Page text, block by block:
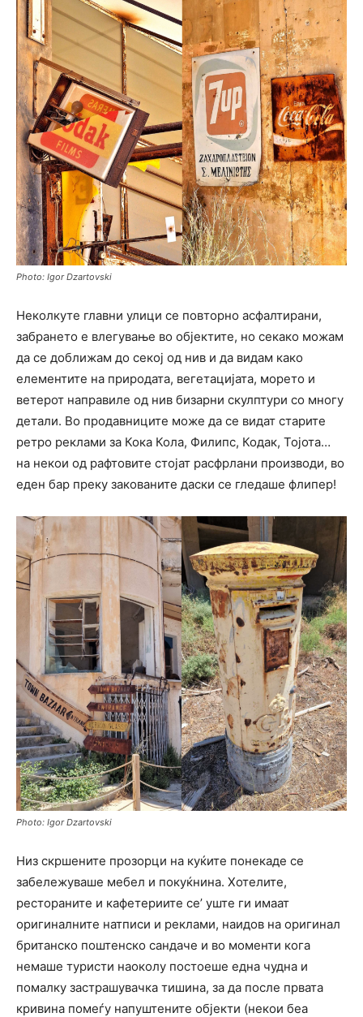
Photo: Igor Dzartovski
Неколкуте главни улици се повторно асфалтирани,
забрането е влегување во објектите, но секако можам
да се доближам до секој од нив и да видам како
елементите на природата, вегетацијата, морето и
ветерот направиле од нив бизарни скулптури со многу
детали. Во продавниците може да се видат старите
ретро реклами за Кока Кола, Филипс, Кодак, Тојота…
на некои од рафтовите стојат расфрлани производи, во
еден бар преку закованите даски се гледаше флипер!
Photo: Igor Dzartovski
Низ скршените прозорци на куќите понекаде се
забележуваше мебел и покуќнина. Хотелите,
рестораните и кафетериите се’ уште ги имаат
оригиналните натписи и реклами, наидов на оригинал
британско поштенско сандаче и во моменти кога
немаше туристи наоколу постоеше една чудна и
помалку застрашувачка тишина, за да после првата
кривина помеѓу напуштените објекти (некои беа